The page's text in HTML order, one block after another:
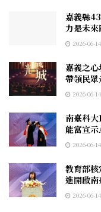
嘉義縣
力是未
2026-06-14
嘉義之心
帶領民
2026-06-14
南臺科
能富宣
2026-06-14
教育部
進開啟
2026-06-14